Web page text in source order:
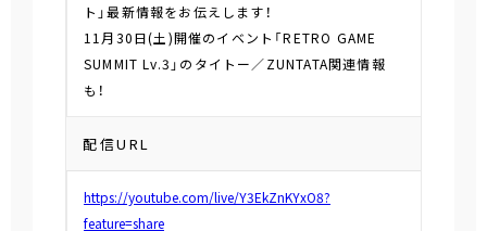
ト」最新情報をお伝えします！
11月30日(土)開催のイベント「RETRO GAME
SUMMIT Lv.3」のタイトー／ZUNTATA関連情報
も！
配信URL
https://youtube.com/live/Y3EkZnKYxO8?
feature=share